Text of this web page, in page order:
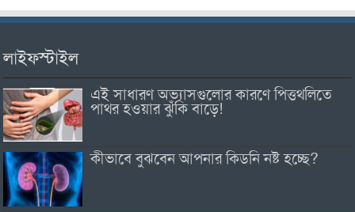
লাইফস্টাইল
এই সাধারণ অভ্যাসগুলোর কারণে পিত্তথলিতে
পাথর হওয়ার ঝুঁকি বাড়ে!
কীভাবে বুঝবেন আপনার কিডনি নষ্ট হচ্ছে?